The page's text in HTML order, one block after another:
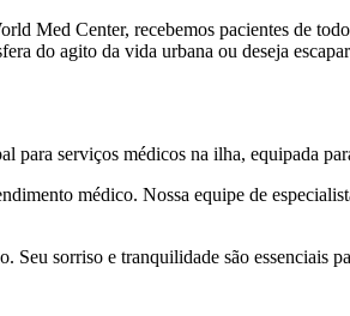
Med Center, recebemos pacientes de
do agito da vida urbana ou deseja
serviços médicos na ilha, equipada
médico. Nossa equipe de
sorriso e tranquilidade são essenciais